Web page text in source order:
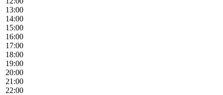
13:00
14:00
15:00
16:00
17:00
18:00
19:00
20:00
21:00
22:00